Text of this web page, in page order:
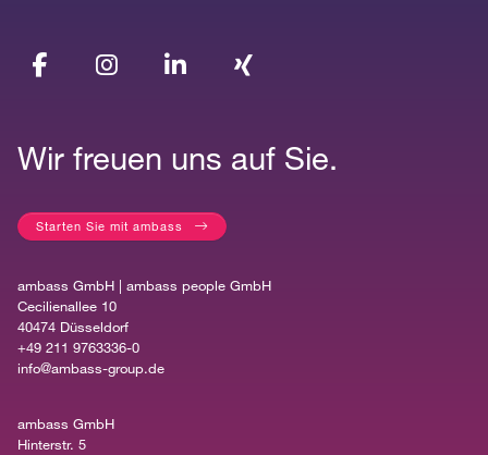
Wir freuen uns auf Sie.
Starten Sie mit ambass
ambass GmbH | ambass people GmbH
Cecilienallee 10
40474 Düsseldorf
+49 211 9763336-0
info@ambass-group.de
ambass GmbH
Hinterstr. 5